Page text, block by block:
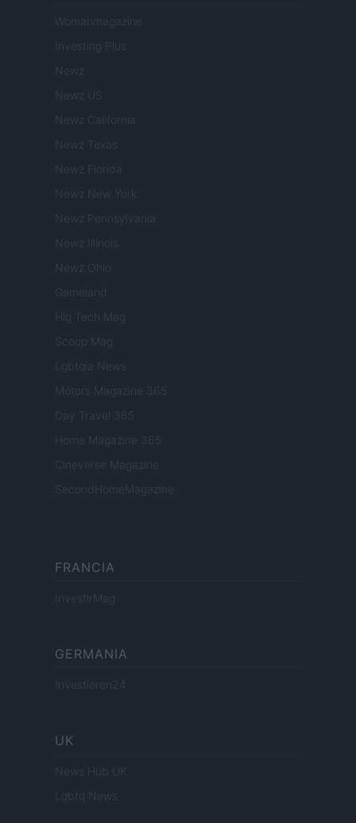
Womanmagazine
Investing Plus
Newz
Newz US
Newz California
Newz Texas
Newz Florida
Newz New York
Newz Pennsylvania
Newz Illinois
Newz Ohio
Gameland
Hig Tech Mag
Scoop Mag
Lgbtqia News
Motors Magazine 365
Day Travel 365
Home Magazine 365
Cineverse Magazine
SecondHomeMagazine
FRANCIA
InvestirMag
GERMANIA
Investieren24
UK
News Hub UK
Lgbtq News